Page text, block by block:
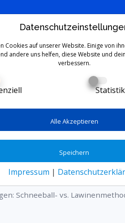
Strategie
und suchst den besten
Tilgungsstrategien: die
welche Methode am
Schulden effektiv und
Schneeball- vs.
Cookies auf unserer Website. Einige von
andere uns helfen, diese Website und
verbessern.
Statistik
Alle Akzeptieren
Speichern
Impressum |